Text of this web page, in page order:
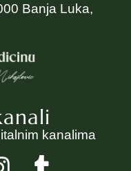
Banja Luka,
kanalima